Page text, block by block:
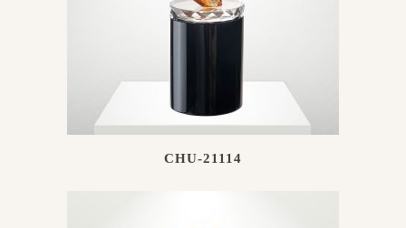
CHU-21114